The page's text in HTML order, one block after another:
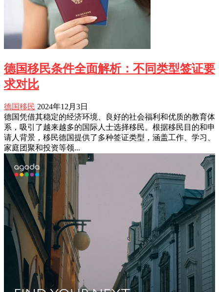
德国移民条件全面解析：不同类型签证要
求对比
德国移民 2024年12月3日
德国凭借其稳定的经济环境、良好的社会福利和优质的教育体
系，吸引了越来越多的国际人士选择移民。根据移民目的和申
请人背景，移民德国提供了多种签证类型，涵盖工作、学习、
家庭团聚和投资等领...